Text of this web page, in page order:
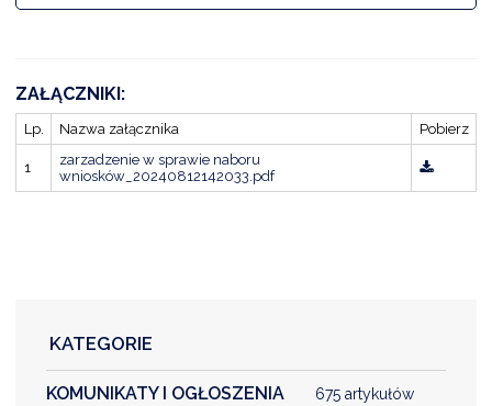
OBSŁUGI
ZAŁĄCZNIKI:
Lp. Nazwa załącznika Pobierz
1
zarzadzenie w sprawie naboru
wniosków_20240812142033.pdf
KATEGORIE
KOMUNIKATY I OGŁOSZENIA 675 artykułów